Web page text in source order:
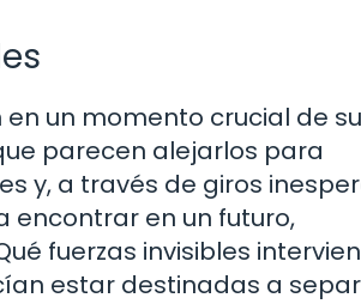
un momento crucial de
parecen alejarlos para
y, a través de giros
encontrar en un futuro,
fuerzas invisibles
estar destinadas a